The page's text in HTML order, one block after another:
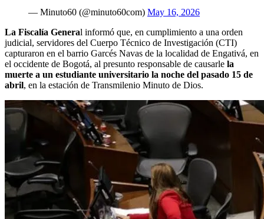
— Minuto60 (@minuto60com) May 16, 2026
La Fiscalía General informó que, en cumplimiento a una orden
judicial, servidores del Cuerpo Técnico de Investigación (CTI)
capturaron en el barrio Garcés Navas de la localidad de Engativá, en
el occidente de Bogotá, al presunto responsable de causarle la
muerte a un estudiante universitario la noche del pasado 15 de
abril, en la estación de Transmilenio Minuto de Dios.